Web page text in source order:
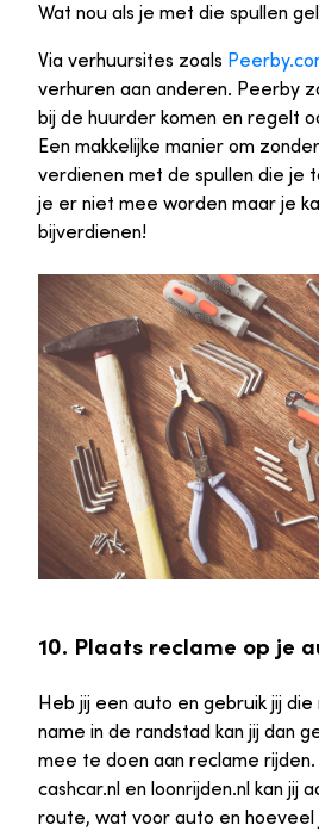
Wat nou als je met die spullen
Via verhuursites zoals
verhuren aan anderen. Peerby
bij de huurder komen en regelt
Een makkelijke manier om
verdienen met de spullen die je
je er niet mee worden maar je
bijverdienen!
10. Plaats reclame op je
Heb jij een auto en gebruik jij
name in de randstad kan jij dan
mee te doen aan reclame
cashcar.nl en loonrijden.nl kan jij
route, wat voor auto en hoeveel